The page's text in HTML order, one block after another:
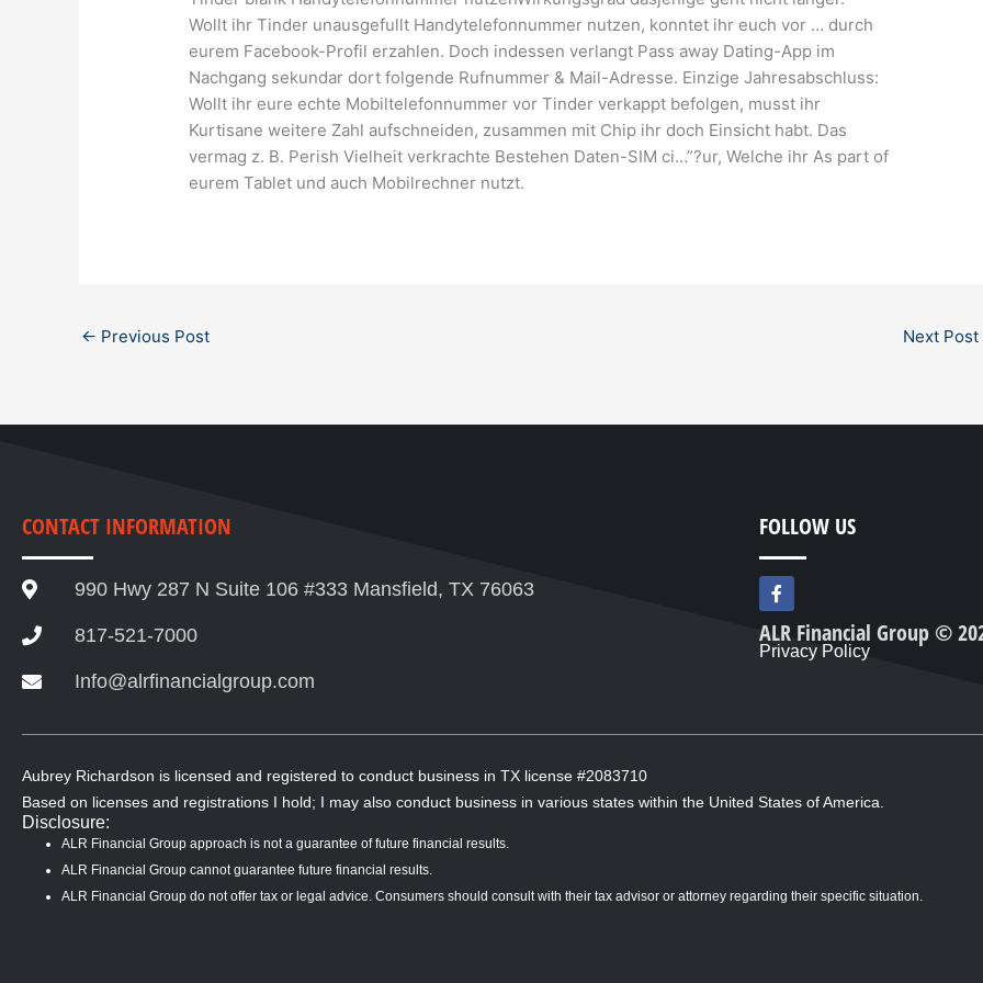
Wollt ihr Tinder unausgefullt Handytelefonnummer nutzen, konntet ihr euch vor … durch
eurem Facebook-Profil erzahlen. Doch indessen verlangt Pass away Dating-App im
Nachgang sekundar dort folgende Rufnummer & Mail-Adresse. Einzige Jahresabschluss:
Wollt ihr eure echte Mobiltelefonnummer vor Tinder verkappt befolgen, musst ihr
Kurtisane weitere Zahl aufschneiden, zusammen mit Chip ihr doch Einsicht habt. Das
vermag z. B. Perish Vielheit verkrachte Bestehen Daten-SIM ci…”?ur, Welche ihr As part of
eurem Tablet und auch Mobilrechner nutzt.
← Previous Post Next Post
CONTACT INFORMATION
990 Hwy 287 N Suite 106 #333 Mansfield, TX 76063
817-521-7000
Info@alrfinancialgroup.com
FOLLOW US
F
a
e
b
f
ALR Financial Group ©
Privacy Policy
Aubrey Richardson is licensed and registered to conduct business in TX license #2083710
Based on licenses and registrations I hold; I may also conduct business in various states within the United States of America.
Disclosure:
ALR Financial Group approach is not a guarantee of future financial results.
ALR Financial Group cannot guarantee future financial results.
ALR Financial Group do not offer tax or legal advice. Consumers should consult with their tax advisor or attorney regarding their specific situation.